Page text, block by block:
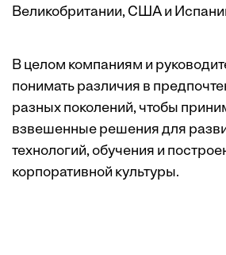
Великобритании, США и
В целом компаниям и
понимать различия в
разных поколений, чтобы
взвешенные решения для
технологий, обучения и
корпоративной культуры.